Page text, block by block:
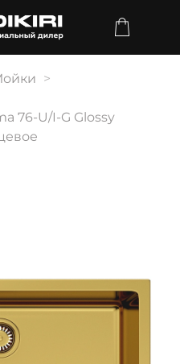
76-U/I-G Glossy